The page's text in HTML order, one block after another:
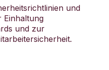
und
und zur